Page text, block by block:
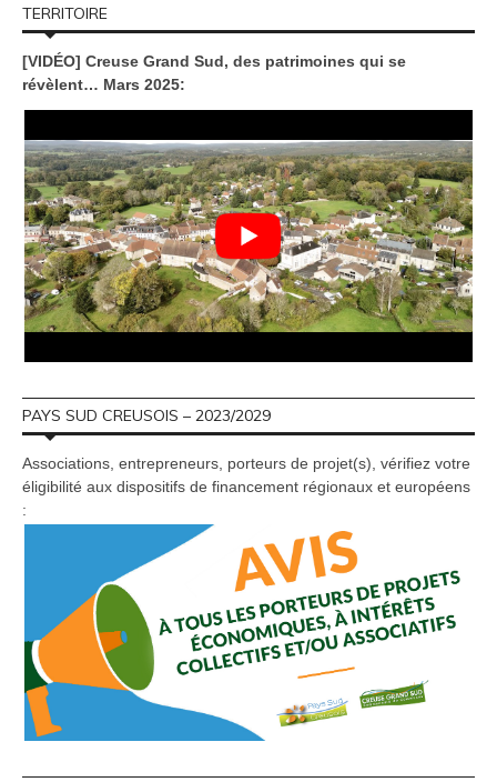
TERRITOIRE
[VIDÉO] Creuse Grand Sud, des patrimoines qui se
révèlent… Mars 2025:
PAYS SUD CREUSOIS – 2023/2029
Associations, entrepreneurs, porteurs de projet(s), vérifiez votre
éligibilité aux dispositifs de financement régionaux et européens
: